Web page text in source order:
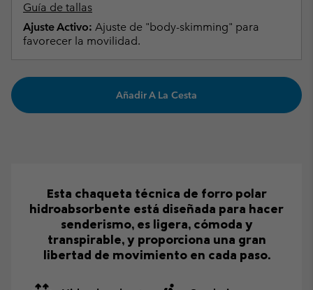
Guía de tallas
Ajuste Activo: Ajuste de "body-skimming" para
favorecer la movilidad.
Añadir A La Cesta
Esta chaqueta técnica de forro polar
hidroabsorbente está diseñada para hacer
senderismo, es ligera, cómoda y
transpirable, y proporciona una gran
libertad de movimiento en cada paso.